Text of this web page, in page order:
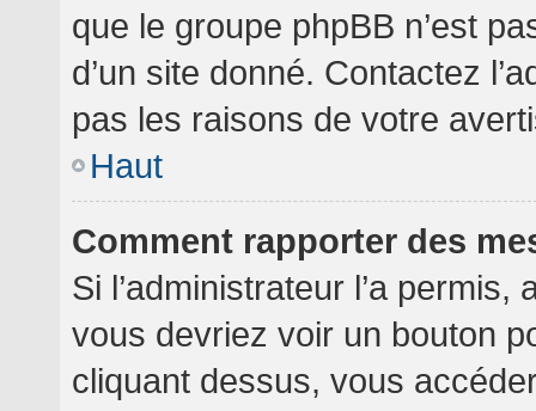
que le groupe phpBB n’est
d’un site donné. Contactez
pas les raisons de votre
Haut
Comment rapporter des
Si l’administrateur l’a
vous devriez voir un bouton
cliquant dessus, vous